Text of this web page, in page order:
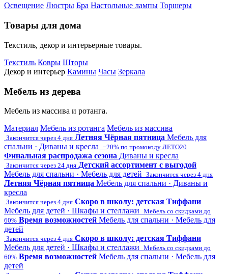
Освещение Люстры Бра Настольные лампы Торшеры
Товары для дома
Текстиль, декор и интерьерные товары.
Текстиль Ковры Шторы
Декор и интерьер Камины Часы Зеркала
Мебель из дерева
Мебель из массива и ротанга.
Материал Мебель из ротанга Мебель из массива
Закончится через 4 дня Летняя Чёрная пятница Мебель для
спальни · Диваны и кресла −20% по промокоду ЛЕТО20
Финальная распродажа сезона Диваны и кресла
Закончится через 24 дня Детский ассортимент с выгодой
Мебель для спальни · Мебель для детей Закончится через 4 дня
Летняя Чёрная пятница Мебель для спальни · Диваны и
кресла
Закончится через 4 дня Скоро в школу: детская Тиффани
Мебель для детей · Шкафы и стеллажи Мебель со скидками до
60% Время возможностей Мебель для спальни · Мебель для
детей
Закончится через 4 дня Скоро в школу: детская Тиффани
Мебель для детей · Шкафы и стеллажи Мебель со скидками до
60% Время возможностей Мебель для спальни · Мебель для
детей